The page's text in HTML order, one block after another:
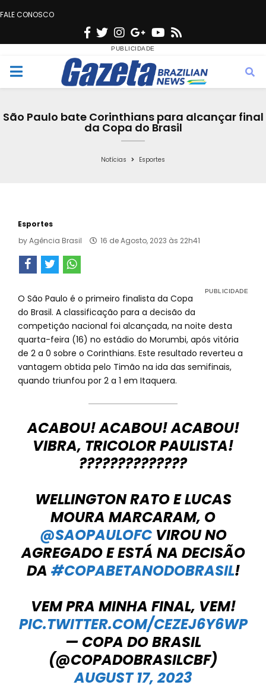
FALE CONOSCO
F
c
e
o
T
w
i
t
e
n
s
t
g
r
a
G
o
o
g
e
Y
u
t
b
s
M
São Paulo bate Corinthians para alcançar final
da Copa do Brasil
Notícias Esportes
Esportes
byAgência Brasil 16 de Agosto, 2023 às 22h41
O São Paulo é o primeiro finalista da Copa
do Brasil. A classificação para a decisão da
competição nacional foi alcançada, na noite desta
quarta-feira (16) no estádio do Morumbi, após vitória
de 2 a 0 sobre o Corinthians. Este resultado reverteu a
vantagem obtida pelo Timão na ida das semifinais,
quando triunfou por 2 a 1 em Itaquera.
ACABOU! ACABOU! ACABOU!
VIBRA, TRICOLOR PAULISTA!
??????????????
WELLINGTON RATO E LUCAS
MOURA MARCARAM, O
@SAOPAULOFCVIROU NO
AGREGADO E ESTÁ NA DECISÃO
DA #COPABETANODOBRASIL!
VEM PRA MINHA FINAL, VEM!
PIC.TWITTER.COM/CEZEJ6Y6WP
— COPA DO BRASIL
(@COPADOBRASILCBF)
AUGUST 17, 2023